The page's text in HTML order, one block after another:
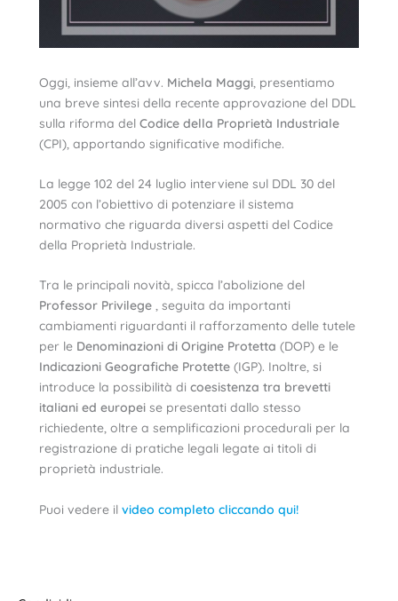
Oggi, insieme all’avv. Michela Maggi , presentiamo
una breve sintesi della recente approvazione del DDL
sulla riforma del Codice della Proprietà Industriale
(CPI), apportando significative modifiche.
La legge 102 del 24 luglio interviene sul DDL 30 del
2005 con l’obiettivo di potenziare il sistema
normativo che riguarda diversi aspetti del Codice
della Proprietà Industriale.
Tra le principali novità, spicca l’abolizione del
Professor Privilege , seguita da importanti
cambiamenti riguardanti il rafforzamento delle tutele
per le Denominazioni di Origine Protetta (DOP) e le
Indicazioni Geografiche Protette (IGP). Inoltre, si
introduce la possibilità di coesistenza tra brevetti
italiani ed europei se presentati dallo stesso
richiedente, oltre a semplificazioni procedurali per la
registrazione di pratiche legali legate ai titoli di
proprietà industriale.
Puoi vedere il video completo cliccando qui!